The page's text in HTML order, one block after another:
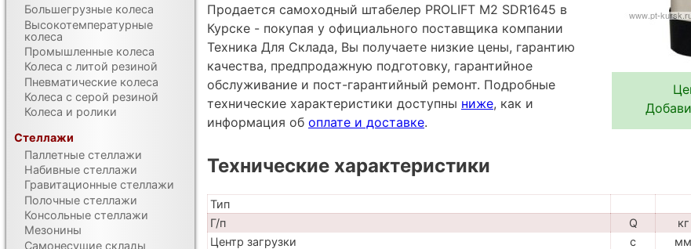
Продается самоходный штабелер PROLIFT M2 SDR1645 в
Курске - покупая у официального поставщика компании
Техника Для Склада, Вы получаете низкие цены, гарантию
качества, предпродажную подготовку, гарантийное
обслуживание и пост-гарантийный ремонт. Подробные
технические характеристики доступны ниже, как и
информация об оплате и доставке.
Технические характеристики
Тип
Г/п
Q кг
Центр загрузки
c мм
Большегрузные колеса
Высокотемпературные
колеса
Промышленные колеса
Колеса с литой резиной
Пневматические колеса
Колеса с серой резиной
Колеса и ролики
Стеллажи
Паллетные стеллажи
Набивные стеллажи
Гравитационные стеллажи
Полочные стеллажи
Консольные стеллажи
Мезонины
Самонесущие склады